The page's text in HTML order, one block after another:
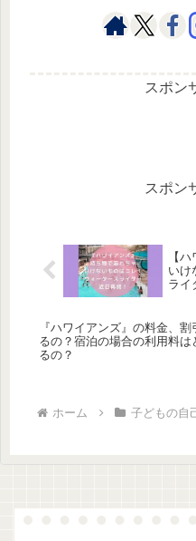
スポン
スポン
【
いけ
ライ
『ハワイアンズ』の料金、割
るの？宿泊の場合の利用料は
るの？
ホーム 子どもの自